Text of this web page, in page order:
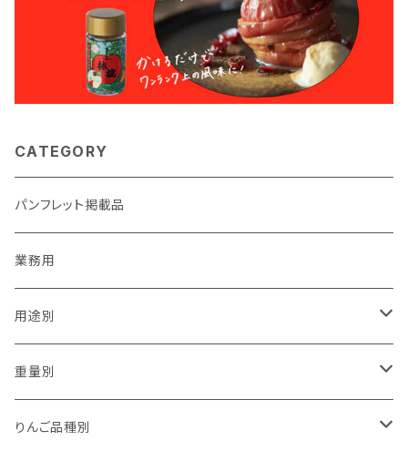
CATEGORY
パンフレット掲載品
業務用
用途別
贈答用
家庭用（訳あり）
重量別
1kg以下
りんご品種別